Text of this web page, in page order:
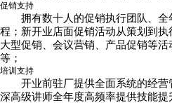
促销支持
拥有数十人的促销执行团队、
程；新开业店面促销活动从策划到
大型促销、会议营销、产品促销等
等；
培训支持
开业前驻厂提供全面系统的经
深高级讲师全年度高频率提供技能